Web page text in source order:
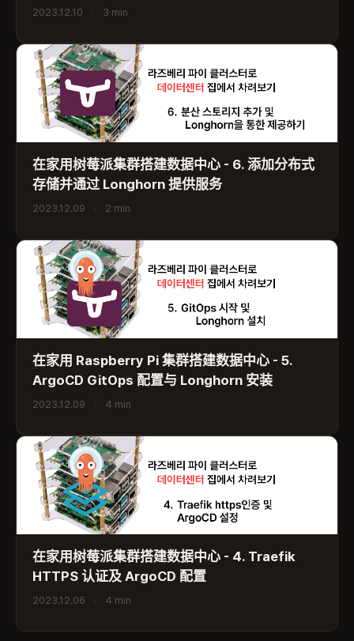
2023.12.10 3 min
在家用树莓派集群搭建数据中心 - 6. 添加分布式
存储并通过 Longhorn 提供服务
2023.12.09 2 min
在家用 Raspberry Pi 集群搭建数据中心 - 5.
ArgoCD GitOps 配置与 Longhorn 安装
2023.12.09 4 min
在家用树莓派集群搭建数据中心 - 4. Traefik
HTTPS 认证及 ArgoCD 配置
2023.12.06 4 min